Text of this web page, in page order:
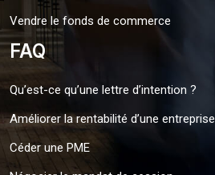
Vendre le fonds de commerce
FAQ
Qu’est-ce qu’une lettre d’intention ?
Améliorer la rentabilité d’une entreprise
Céder une PME